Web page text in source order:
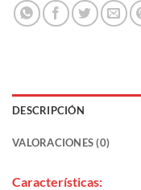
DESCRIPCIÓN
VALORACIONES (0)
Características: